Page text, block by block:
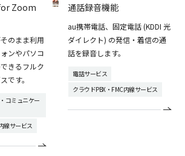
Zoom
のまま利用
ンやパソコ
きるフルク
です。
コミュニケー
線サービス
通話録音機能
au携帯電話、固定電話 (KDDI 光
ダイレクト) の発信・着信の通
話を録音します。
電話サービス
クラウドPBX・FMC内線サービス